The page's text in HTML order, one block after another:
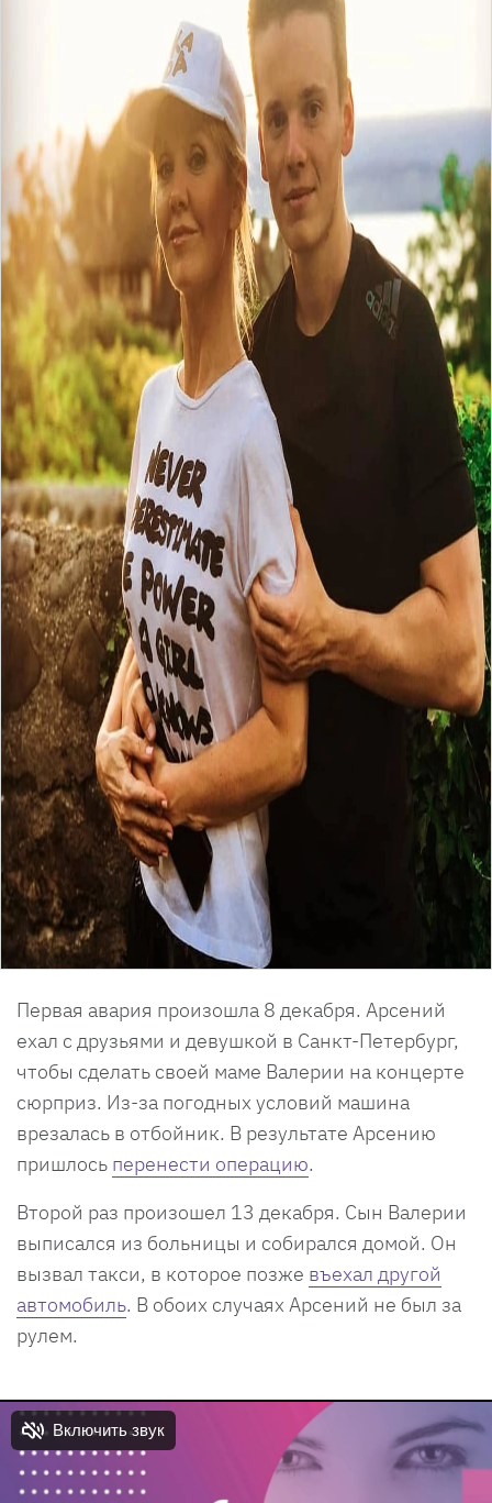
Первая авария произошла 8 декабря. Арсений
ехал с друзьями и девушкой в Санкт-Петербург,
чтобы сделать своей маме Валерии на концерте
сюрприз. Из-за погодных условий машина
врезалась в отбойник. В результате Арсению
пришлось перенести операцию.
Второй раз произошел 13 декабря. Сын Валерии
выписался из больницы и собирался домой. Он
вызвал такси, в которое позже въехал другой
автомобиль. В обоих случаях Арсений не был за
рулем.